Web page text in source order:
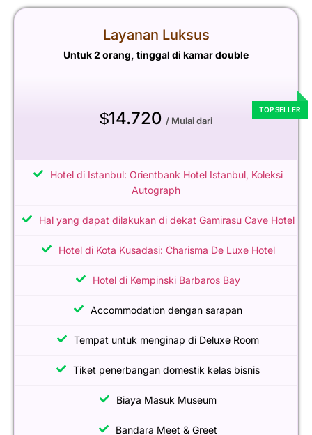
Layanan Luksus
Untuk 2 orang, tinggal di kamar double
$14.720 / Mulai dari
Hotel di Istanbul: Orientbank Hotel Istanbul, Koleksi
Autograph
Hal yang dapat dilakukan di dekat Gamirasu Cave Hotel
Hotel di Kota Kusadasi: Charisma De Luxe Hotel
Hotel di Kempinski Barbaros Bay
Accommodation dengan sarapan
Tempat untuk menginap di Deluxe Room
Tiket penerbangan domestik kelas bisnis
Biaya Masuk Museum
Bandara Meet & Greet